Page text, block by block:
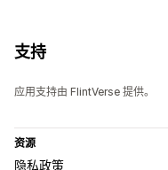
支持
应用支持由 FlintVerse 提供。
资源
隐私政策